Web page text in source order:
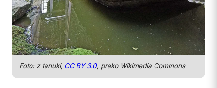
Foto: z tanuki, CC BY 3.0, preko Wikimedia Commons